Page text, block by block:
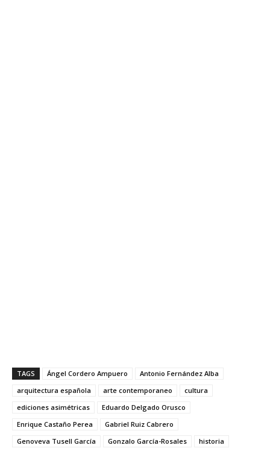
TAGS Ángel Cordero Ampuero
Antonio Fernández Alba
arquitectura española
arte contemporaneo
cultura
ediciones asimétricas
Eduardo Delgado Orusco
Enrique Castaño Perea
Gabriel Ruiz Cabrero
Genoveva Tusell García
Gonzalo García-Rosales
historia